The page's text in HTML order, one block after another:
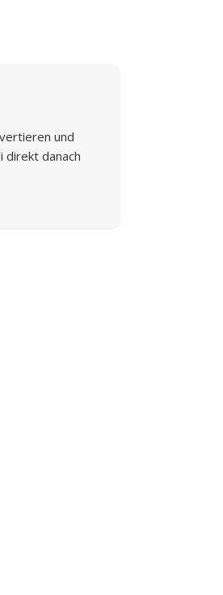
und
direkt danach